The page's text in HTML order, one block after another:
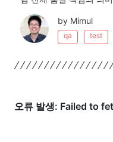
by Mimul
qa test